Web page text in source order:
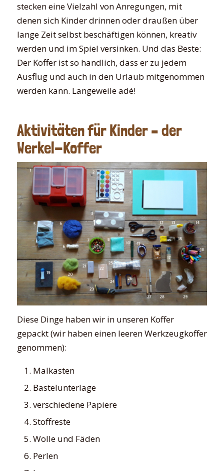
stecken eine Vielzahl von Anregungen, mit
denen sich Kinder drinnen oder draußen über
lange Zeit selbst beschäftigen können, kreativ
werden und im Spiel versinken. Und das Beste:
Der Koffer ist so handlich, dass er zu jedem
Ausflug und auch in den Urlaub mitgenommen
werden kann. Langeweile adé!
Aktivitäten für Kinder – der
Werkel-Koffer
Diese Dinge haben wir in unseren Koffer
gepackt (wir haben einen leeren Werkzeugkoffer
genommen):
Malkasten
Bastelunterlage
verschiedene Papiere
Stoffreste
Wolle und Fäden
Perlen